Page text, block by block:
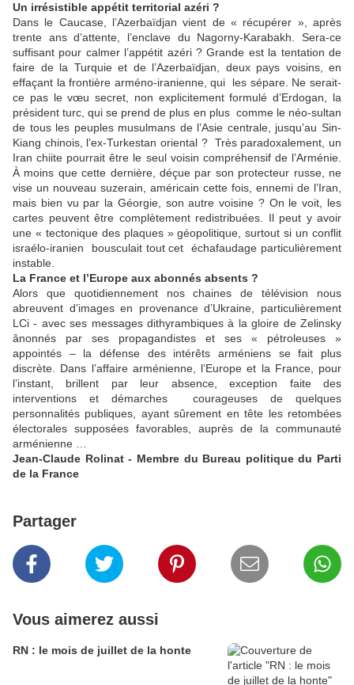
Un irrésistible appétit territorial azéri ?
Dans le Caucase, l’Azerbaïdjan vient de « récupérer », après
trente ans d’attente, l’enclave du Nagorny-Karabakh. Sera-ce
suffisant pour calmer l’appétit azéri ? Grande est la tentation de
faire de la Turquie et de l’Azerbaïdjan, deux pays voisins, en
effaçant la frontière arméno-iranienne, qui les sépare. Ne serait-
ce pas le vœu secret, non explicitement formulé d’Erdogan, la
président turc, qui se prend de plus en plus comme le néo-sultan
de tous les peuples musulmans de l’Asie centrale, jusqu’au Sin-
Kiang chinois, l’ex-Turkestan oriental ? Très paradoxalement, un
Iran chiite pourrait être le seul voisin compréhensif de l’Arménie.
À moins que cette dernière, déçue par son protecteur russe, ne
vise un nouveau suzerain, américain cette fois, ennemi de l’Iran,
mais bien vu par la Géorgie, son autre voisine ? On le voit, les
cartes peuvent être complètement redistribuées. Il peut y avoir
une « tectonique des plaques » géopolitique, surtout si un conflit
israélo-iranien bousculait tout cet échafaudage particulièrement
instable.
La France et l’Europe aux abonnés absents ?
Alors que quotidiennement nos chaines de télévision nous
abreuvent d’images en provenance d’Ukraine, particulièrement
LCi - avec ses messages dithyrambiques à la gloire de Zelinsky
ânonnés par ses propagandistes et ses « pétroleuses »
appointés – la défense des intérêts arméniens se fait plus
discrète. Dans l’affaire arménienne, l’Europe et la France, pour
l’instant, brillent par leur absence, exception faite des
interventions et démarches courageuses de quelques
personnalités publiques, ayant sûrement en tête les retombées
électorales supposées favorables, auprès de la communauté
arménienne …
Jean-Claude Rolinat - Membre du Bureau politique du Parti
de la France
Partager
Vous aimerez aussi
RN : le mois de juillet de la honte